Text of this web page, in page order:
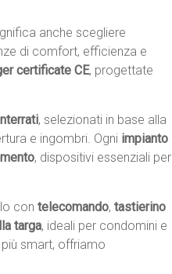
anche scegliere
di comfort, efficienza e
certificate CE, progettate
, selezionati in base alla
e ingombri. Ogni impianto
, dispositivi essenziali per
con telecomando, tastierino
targa, ideali per condomini e
smart, offriamo